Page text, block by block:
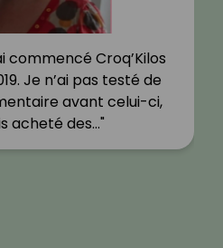
commencé Croq’Kilos
Je n’ai pas testé de
avant celui-ci,
acheté des…"